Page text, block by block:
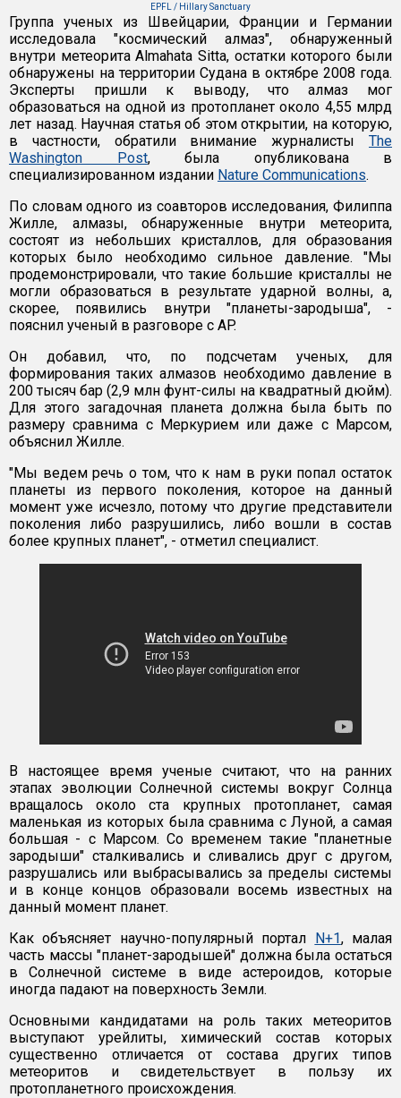
EPFL / Hillary Sanctuary
Группа ученых из Швейцарии, Франции и Германии
исследовала "космический алмаз", обнаруженный
внутри метеорита Almahata Sitta, остатки которого были
обнаружены на территории Судана в октябре 2008 года.
Эксперты пришли к выводу, что алмаз мог
образоваться на одной из протопланет около 4,55 млрд
лет назад. Научная статья об этом открытии, на которую,
в частности, обратили внимание журналисты The
Washington Post, была опубликована в
специализированном издании Nature Communications.
По словам одного из соавторов исследования, Филиппа
Жилле, алмазы, обнаруженные внутри метеорита,
состоят из небольших кристаллов, для образования
которых было необходимо сильное давление. "Мы
продемонстрировали, что такие большие кристаллы не
могли образоваться в результате ударной волны, а,
скорее, появились внутри "планеты-зародыша", -
пояснил ученый в разговоре с AP.
Он добавил, что, по подсчетам ученых, для
формирования таких алмазов необходимо давление в
200 тысяч бар (2,9 млн фунт-силы на квадратный дюйм).
Для этого загадочная планета должна была быть по
размеру сравнима с Меркурием или даже с Марсом,
объяснил Жилле.
"Мы ведем речь о том, что к нам в руки попал остаток
планеты из первого поколения, которое на данный
момент уже исчезло, потому что другие представители
поколения либо разрушились, либо вошли в состав
более крупных планет", - отметил специалист.
В настоящее время ученые считают, что на ранних
этапах эволюции Солнечной системы вокруг Солнца
вращалось около ста крупных протопланет, самая
маленькая из которых была сравнима с Луной, а самая
большая - с Марсом. Со временем такие "планетные
зародыши" сталкивались и сливались друг с другом,
разрушались или выбрасывались за пределы системы
и в конце концов образовали восемь известных на
данный момент планет.
Как объясняет научно-популярный портал N+1, малая
часть массы "планет-зародышей" должна была остаться
в Солнечной системе в виде астероидов, которые
иногда падают на поверхность Земли.
Основными кандидатами на роль таких метеоритов
выступают урейлиты, химический состав которых
существенно отличается от состава других типов
метеоритов и свидетельствует в пользу их
протопланетного происхождения.